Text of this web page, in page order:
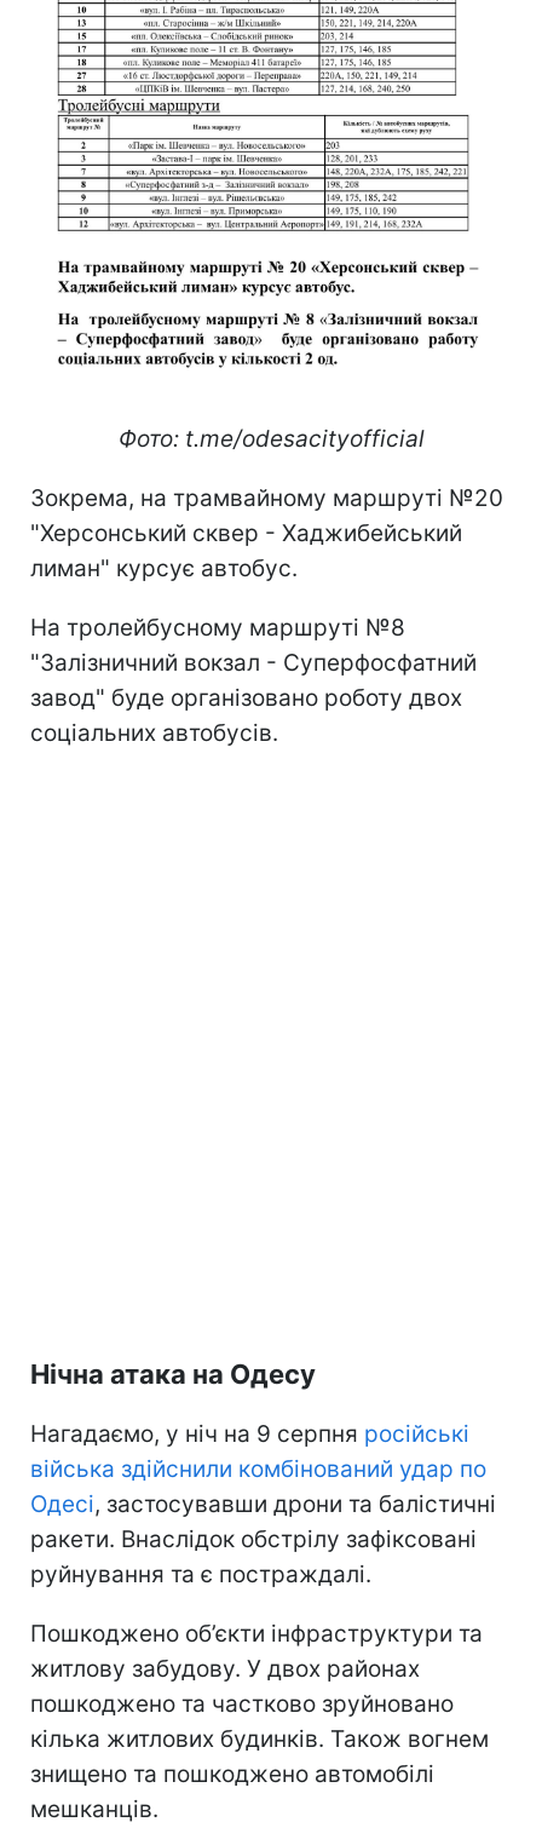
Фото: t.me/odesacityofficial
Зокрема, на трамвайному маршруті №20
"Херсонський сквер - Хаджибейський
лиман" курсує автобус.
На тролейбусному маршруті №8
"Залізничний вокзал - Суперфосфатний
завод" буде організовано роботу двох
соціальних автобусів.
Нічна атака на Одесу
Нагадаємо, у ніч на 9 серпня російські
війська здійснили комбінований удар по
Одесі, застосувавши дрони та балістичні
ракети. Внаслідок обстрілу зафіксовані
руйнування та є постраждалі.
Пошкоджено об’єкти інфраструктури та
житлову забудову. У двох районах
пошкоджено та частково зруйновано
кілька житлових будинків. Також вогнем
знищено та пошкоджено автомобілі
мешканців.